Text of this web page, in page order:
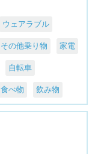
ウェアラブル
その他乗り物 家電
自転車
食べ物 飲み物